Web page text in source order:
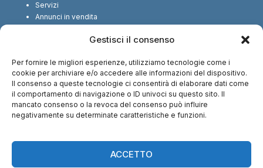
Gestisci il consenso
Per fornire le migliori esperienze, utilizziamo tecnologie come i
cookie per archiviare e/o accedere alle informazioni del dispositivo.
Il consenso a queste tecnologie ci consentirà di elaborare dati come
il comportamento di navigazione o ID univoci su questo sito. Il
mancato consenso o la revoca del consenso può influire
negativamente su determinate caratteristiche e funzioni.
ACCETTO
Servizi
Annunci in vendita
SEGUICI SUI SOCIAL
CI TROVI ANCHE SU: